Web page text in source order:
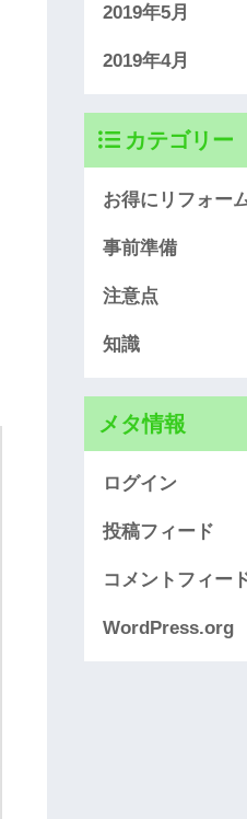
2019年5月
2019年4月
カテゴリー
お得にリフォー
事前準備
注意点
知識
メタ情報
ログイン
投稿フィード
コメントフィー
WordPress.org